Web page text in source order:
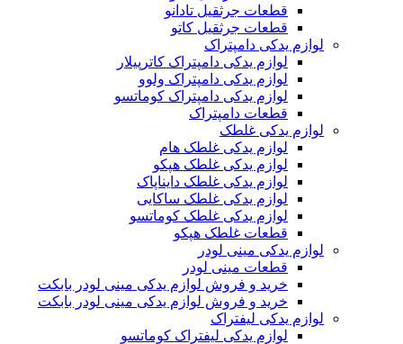
قطعات جرثقیل تادانو
قطعات جرثقیل کاتو
لوازم یدکی دامپتراک
لوازم یدکی دامپتراک کاترپیلار
لوازم یدکی دامپتراک ولوو
لوازم یدکی دامپتراک کوماتسو
قطعات دامپتراک
لوازم یدکی غلطک
لوازم یدکی غلطک هام
لوازم یدکی غلطک هپکو
لوازم یدکی غلطک دایناپاک
لوازم یدکی غلطک ساکایی
لوازم یدکی غلطک کوماتسو
قطعات غلطک هپکو
لوازم یدکی مینی لودر
قطعات مینی لودر
خرید و فروش لوازم یدکی مینی لودر بابکت
خرید و فروش لوازم یدکی مینی لودر بابکت
لوازم یدکی لیفتراک
لوازم یدکی لیفتراک کوماتسو